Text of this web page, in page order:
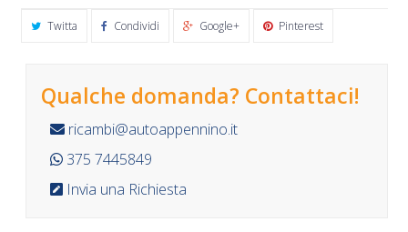
Twitta Condividi Google+ Pinterest
Qualche domanda? Contattaci!
ricambi@autoappennino.it
375 7445849
Invia una Richiesta